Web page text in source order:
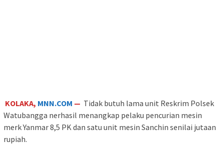
KOLAKA, MNN.COM — Tidak butuh lama unit Reskrim Polsek
Watubangga nerhasil menangkap pelaku pencurian mesin
merk Yanmar 8,5 PK dan satu unit mesin Sanchin senilai jutaan
rupiah.